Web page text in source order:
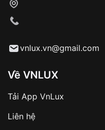
Từ khóa SEO:
sản phẩm đặc biệt
vnlux.vn@gmail.com
Về VNLUX
Tải App VnLux
Liên hệ